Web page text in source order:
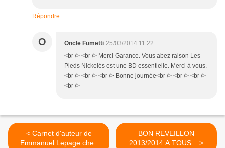
Répondre
O Oncle Fumetti 25/03/2014 11:22
<br /> <br /> Merci Garance. Vous abez raison Les
Pieds Nickelés est une BD essentielle. Merci à vous.
<br /> <br /> <br /> Bonne journée<br /> <br /> <br />
<br />
< Carnet d'auteur de
Emmanuel Lepage chez
BON REVEILLON
2013/2014 A TOUS... >